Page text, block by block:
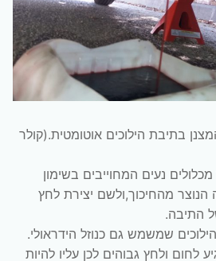
בתיבת הילוכים אוטומטית.(קולר
נעים המחוייבים בשימון
מהחיכוך,ולשם יצירת לחץ
התיבה.
שמשמש גם כנוזל הידראולי.
לחום ולחץ גבוהים לכן עליו להיות